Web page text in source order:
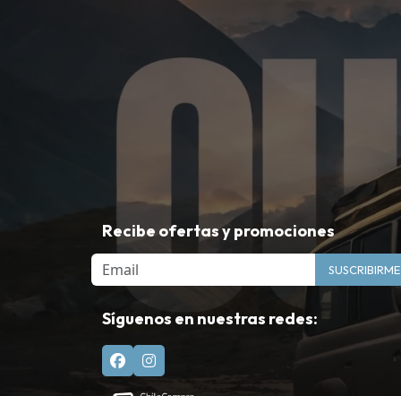
Recibe ofertas y promociones
Email SUSCRIBIRME
Síguenos en nuestras redes: